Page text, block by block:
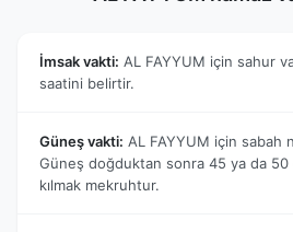
İmsak vakti: AL FAYYUM için sahur
saatini belirtir.
Güneş vakti: AL FAYYUM için sabah
Güneş doğduktan sonra 45 ya da 50
kılmak mekruhtur.